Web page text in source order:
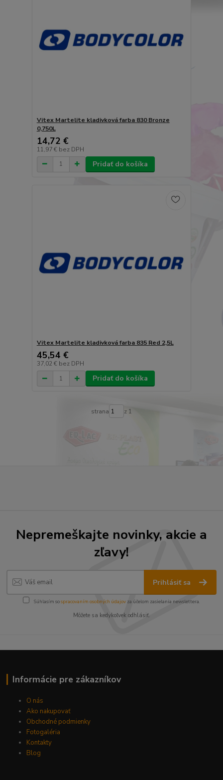
Vitex Martelite kladivková farba 830 Bronze
0,750L
14,72 €
11,97 € bez DPH
Pridať do košíka
Vitex Martelite kladivková farba 835 Red 2,5L
45,54 €
37,02 € bez DPH
Pridať do košíka
strana z 1
Nepremeškajte novinky, akcie a
zľavy!
Prihlásiť sa
Súhlasím sospracovaním osobných údajov za účelom zasielania newslettera.
Môžete sa kedykoľvek odhlásiť.
Informácie pre zákazníkov
O nás
Ako nakupovať
Obchodné podmienky
Fotogaléria
Kontakty
Blog